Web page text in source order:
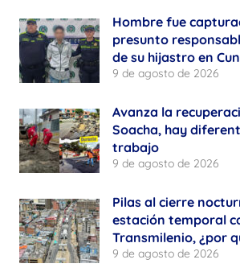
Hombre fue
presunto
de su hijastro en
9 de agosto de 2026
Avanza la
Soacha, hay
trabajo
9 de agosto de 2026
Pilas al cierre
estación temporal
Transmilenio, ¿por
9 de agosto de 2026